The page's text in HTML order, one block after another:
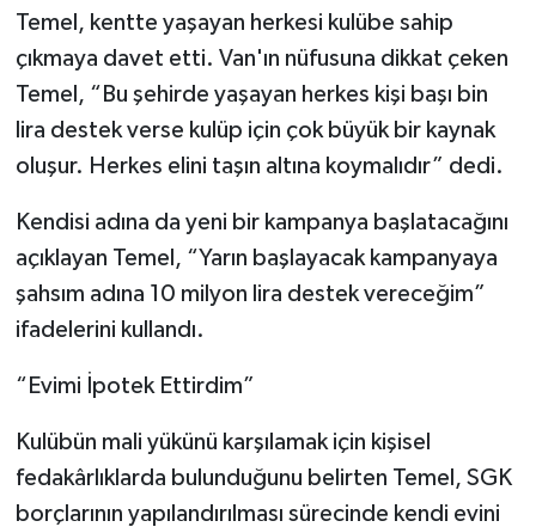
Temel, kentte yaşayan herkesi kulübe sahip
çıkmaya davet etti. Van'ın nüfusuna dikkat çeken
Temel, “Bu şehirde yaşayan herkes kişi başı bin
lira destek verse kulüp için çok büyük bir kaynak
oluşur. Herkes elini taşın altına koymalıdır” dedi.
Kendisi adına da yeni bir kampanya başlatacağını
açıklayan Temel, “Yarın başlayacak kampanyaya
şahsım adına 10 milyon lira destek vereceğim”
ifadelerini kullandı.
“Evimi İpotek Ettirdim”
Kulübün mali yükünü karşılamak için kişisel
fedakârlıklarda bulunduğunu belirten Temel, SGK
borçlarının yapılandırılması sürecinde kendi evini